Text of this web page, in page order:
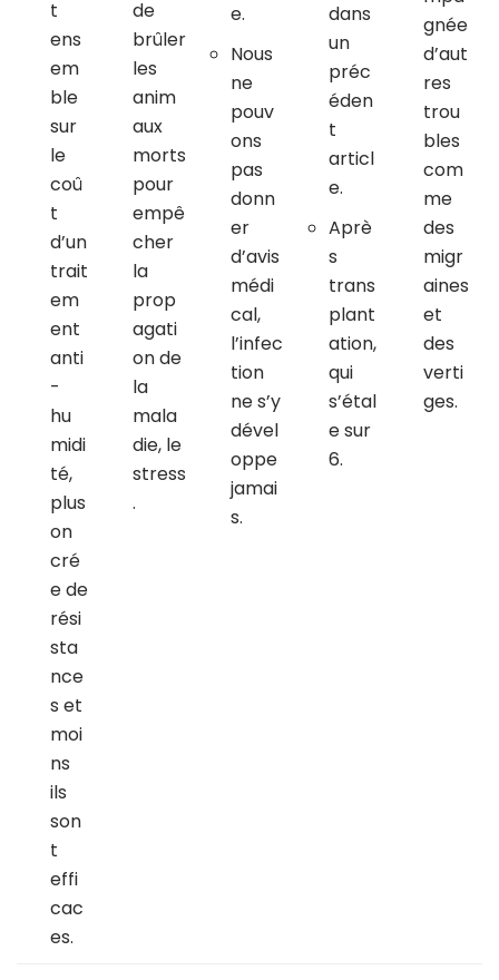
t
ens
em
ble
sur
le
coû
t
d’un
trait
em
ent
anti
-
hu
midi
té,
plus
on
cré
e de
rési
sta
nce
s et
moi
ns
ils
son
t
effi
cac
es.
de
brûler
les
anim
aux
morts
pour
empê
cher
la
prop
agati
on de
la
mala
die, le
stress
.
e.
Nous
ne
pouv
ons
pas
donn
er
d’avis
médi
cal,
l’infec
tion
ne s’y
dével
oppe
jamai
s.
dans
un
préc
éden
t
articl
e.
Aprè
s
trans
plant
ation,
qui
s’étal
e sur
6.
gnée
d’aut
res
trou
bles
com
me
des
migr
aines
et
des
verti
ges.